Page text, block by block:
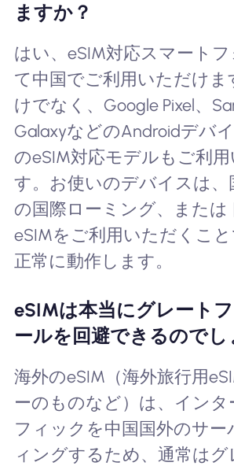
ますか？
はい、eSIM対応スマート
て中国でご利用いただけま
けでなく、Google Pixel、
GalaxyなどのAndroidデバ
のeSIM対応モデルもご利
す。お使いのデバイスは、
の国際ローミング、または
eSIMをご利用いただくこ
正常に動作します。
eSIMは本当にグレート
ールを回避できるのでし
海外のeSIM（海外旅行用
ーのものなど）は、インタ
フィックを中国国外のサー
ィングするため、通常はグ